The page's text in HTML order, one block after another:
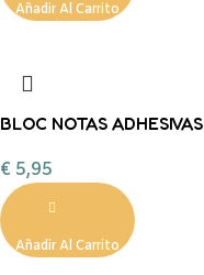
Añadir Al Carrito
BLOC NOTAS ADHESIVAS
€ 5,95
Añadir Al Carrito